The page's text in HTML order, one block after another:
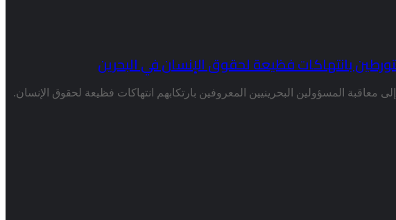
بانتهاكات فظيعة لحقوق الإنسان في البحرين
معاقبة المسؤولين البحرينيين المعروفين بارتكابهم انتهاكات فظيعة لحقوق الإنسان.